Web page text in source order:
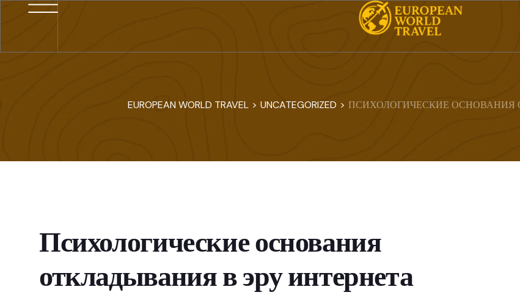
EUROPEAN WORLD TRAVEL > UNCATEGORIZED > ПСИХОЛОГИЧЕСКИЕ ОСНОВАНИЯ
Психологические основания
откладывания в эру интернета